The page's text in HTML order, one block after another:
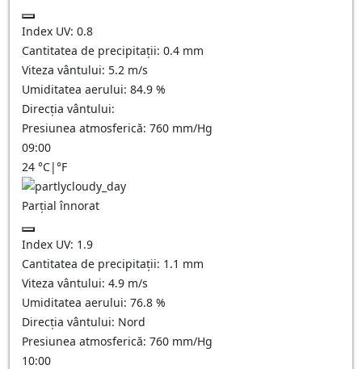
Index UV: 0.8
Cantitatea de precipitații: 0.4 mm
Viteza vântului: 5.2 m/s
Umiditatea aerului: 84.9 %
Direcția vântului:
Presiunea atmosferică: 760 mm/Hg
09:00
24 °C|°F
Parțial înnorat
Index UV: 1.9
Cantitatea de precipitații: 1.1 mm
Viteza vântului: 4.9 m/s
Umiditatea aerului: 76.8 %
Direcția vântului: Nord
Presiunea atmosferică: 760 mm/Hg
10:00